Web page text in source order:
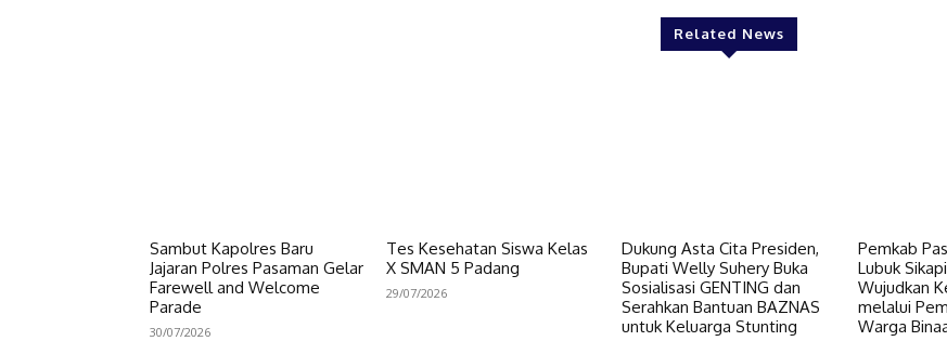
Related News
Sambut Kapolres Baru
Jajaran Polres Pasaman Gelar
Farewell and Welcome
Parade
30/07/2026
Tes Kesehatan Siswa Kelas
X SMAN 5 Padang
29/07/2026
Dukung Asta Cita Presiden,
Bupati Welly Suhery Buka
Sosialisasi GENTING dan
Serahkan Bantuan BAZNAS
untuk Keluarga Stunting
Pemkab
Lubuk
Wujudkan
melalui
Warga